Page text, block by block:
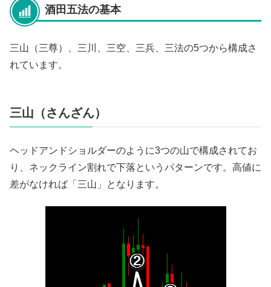
酒田五法の基本
三山（三尊）、三川、三空、三兵、三法の5つから構成さ
れています。
三山（さんざん）
ヘッドアンドショルダーのように3つの山で構成されてお
り、ネックライン割れで下落というパターンです。高値に
差がなければ「三山」となります。